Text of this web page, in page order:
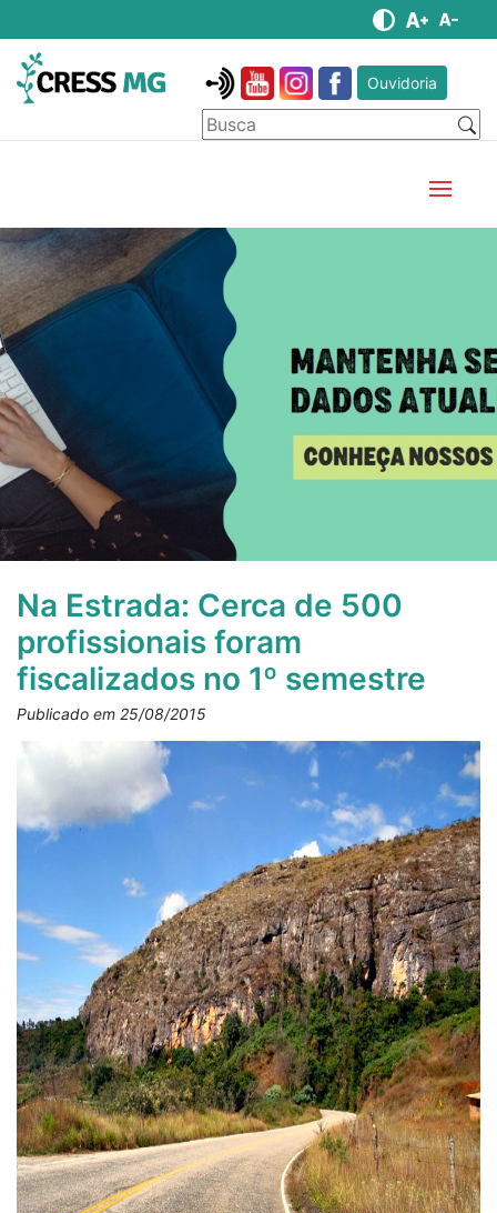
Ouvidoria
Na Estrada: Cerca de 500
profissionais foram
fiscalizados no 1º semestre
Publicado em 25/08/2015